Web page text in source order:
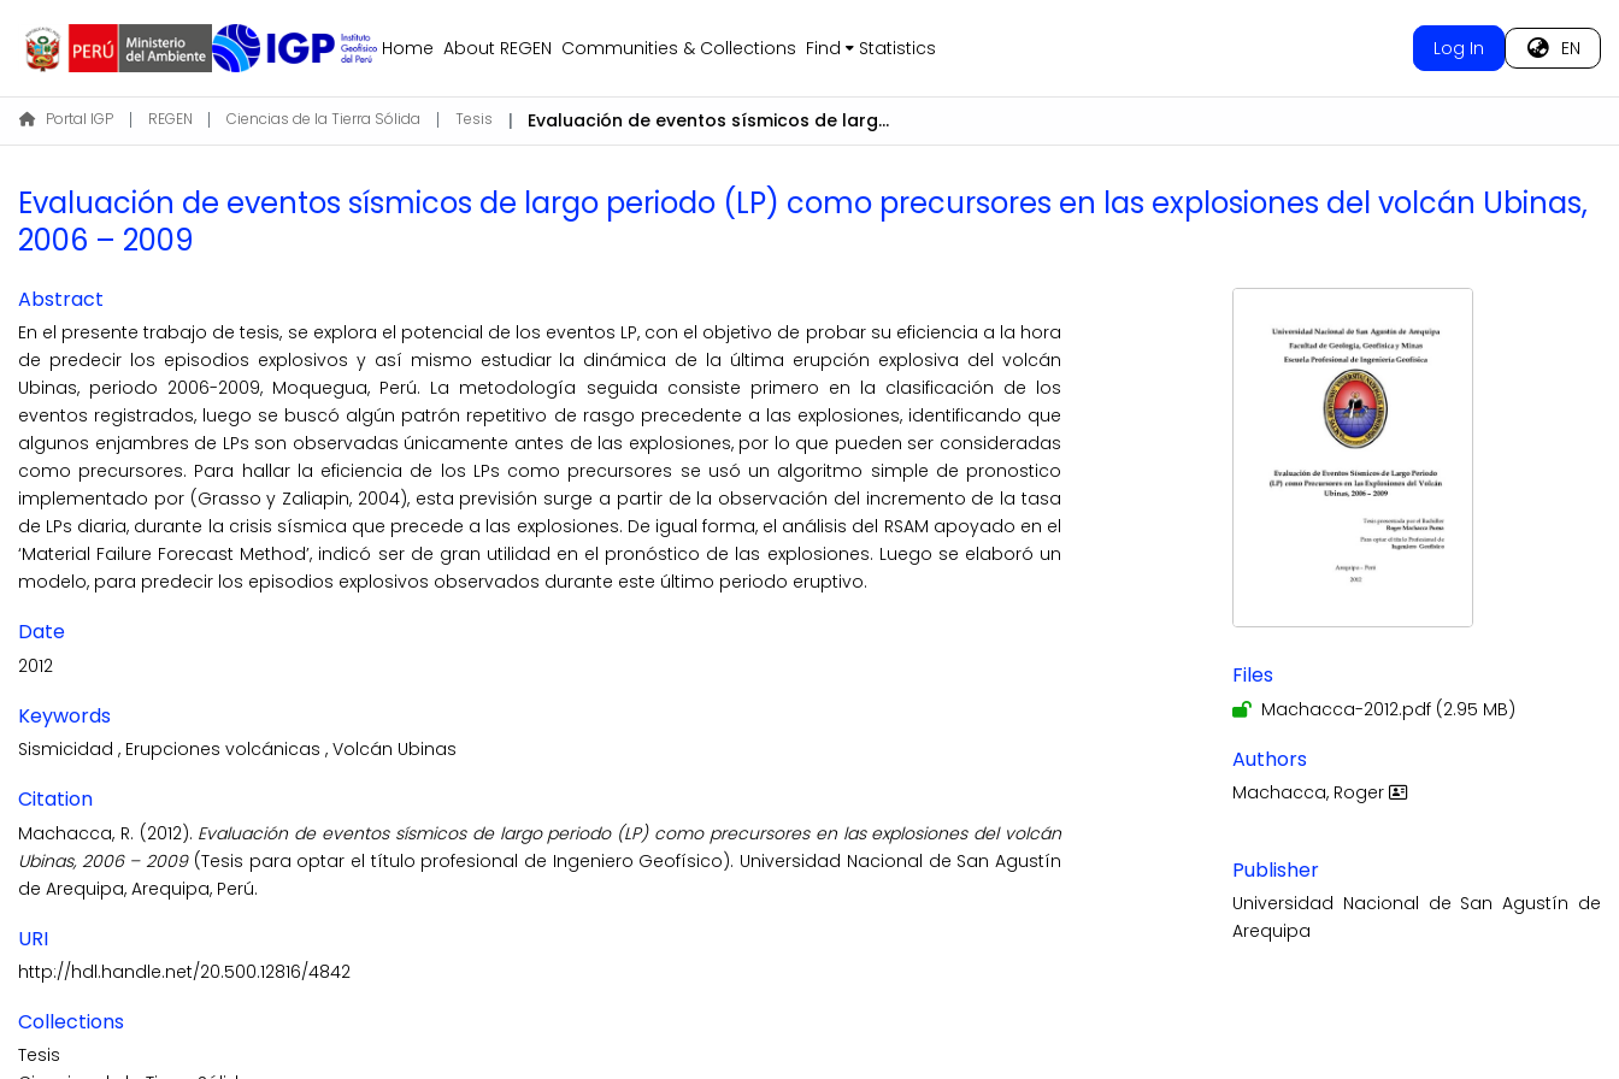
Home About REGEN Communities & Collections Find Statistics Log In EN
Portal IGP REGEN Ciencias de la Tierra Sólida Tesis Evaluación de eventos sísmicos de largo periodo (LP) como precursores en las explosiones del volcán Ubinas, 2006 – 2009
Evaluación de eventos sísmicos de largo periodo (LP) como precursores en las explosiones del volcán Ubinas,
2006 – 2009
Abstract
En el presente trabajo de tesis, se explora el potencial de los eventos LP, con el objetivo de probar su eficiencia a la hora
de predecir los episodios explosivos y así mismo estudiar la dinámica de la última erupción explosiva del volcán
Ubinas, periodo 2006-2009, Moquegua, Perú. La metodología seguida consiste primero en la clasificación de los
eventos registrados, luego se buscó algún patrón repetitivo de rasgo precedente a las explosiones, identificando que
algunos enjambres de LPs son observadas únicamente antes de las explosiones, por lo que pueden ser consideradas
como precursores. Para hallar la eficiencia de los LPs como precursores se usó un algoritmo simple de pronostico
implementado por (Grasso y Zaliapin, 2004), esta previsión surge a partir de la observación del incremento de la tasa
de LPs diaria, durante la crisis sísmica que precede a las explosiones. De igual forma, el análisis del RSAM apoyado en el
‘Material Failure Forecast Method’, indicó ser de gran utilidad en el pronóstico de las explosiones. Luego se elaboró un
modelo, para predecir los episodios explosivos observados durante este último periodo eruptivo.
Date
2012
Keywords
Sismicidad , Erupciones volcánicas , Volcán Ubinas
Citation
Machacca, R. (2012). Evaluación de eventos sísmicos de largo periodo (LP) como precursores en las explosiones del volcán
Ubinas, 2006 – 2009(Tesis para optar el título profesional de Ingeniero Geofísico). Universidad Nacional de San Agustín
de Arequipa, Arequipa, Perú.
URI
http://hdl.handle.net/20.500.12816/4842
Collections
Tesis
Files
Machacca-2012.pdf (2.95 MB)
Authors
Machacca, Roger
Publisher
Universidad Nacional de San Agustín de
Arequipa